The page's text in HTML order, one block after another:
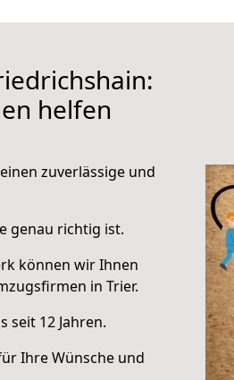
helfen
zuverlässige und
genau richtig ist.
können wir Ihnen
in Trier.
seit 12 Jahren.
Ihre Wünsche und